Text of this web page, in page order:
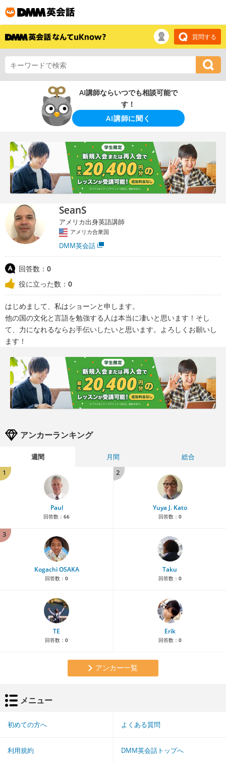
質問する
AI講師ならいつでも相談可能で
す！
AI講師に聞く
SeanS
アメリカ出身英語講師
アメリカ合衆国
DMM英会話
回答数： 0
役に立った数： 0
はじめまして、私はショーンと申します。
他の国の文化と言語を勉強する人は本当に凄いと思います！そし
て、力になれるならお手伝いしたいと思います。よろしくお願いし
ます！
アンカーランキング
週間 月間
総合
1
Paul
回答数： 66
2
Yuya J. Kato
回答数： 0
3
Kogachi OSAKA
回答数： 0
Taku
回答数： 0
TE
回答数： 0
Erik
回答数： 0
アンカー一覧
メニュー
初めての方へ よくある質問
利用規約 DMM英会話トップへ